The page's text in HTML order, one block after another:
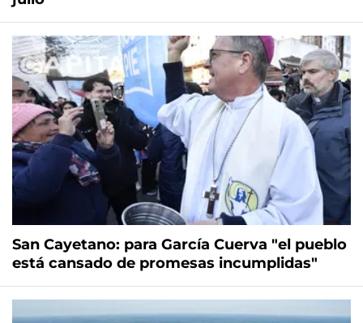
San Cayetano: para García Cuerva "el pueblo
está cansado de promesas incumplidas"